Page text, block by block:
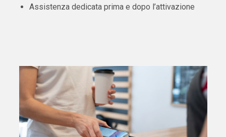
Assistenza dedicata prima e dopo l’attivazione